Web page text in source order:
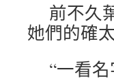
前不久
她們的確
“一看